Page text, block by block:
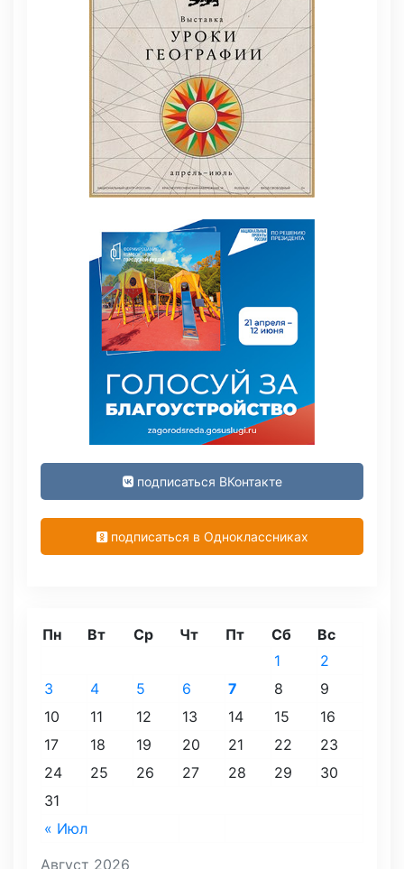
подписаться ВКонтакте
подписаться в Одноклассниках
Август 2026
Пн Вт Ср Чт Пт Сб Вс
« Июл
1
2
3
4 5 6 7 8
9
10
11 12 13 14 15
16
17
18 19 20 21 22
23
24
25 26 27 28 29
30
31